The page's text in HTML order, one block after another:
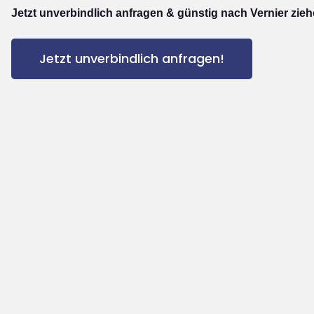
Jetzt unverbindlich anfragen & günstig nach Vernier
Jetzt unverbindlich anfragen!